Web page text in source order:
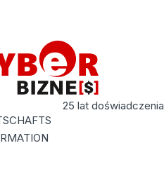
25 lat doświadczenia